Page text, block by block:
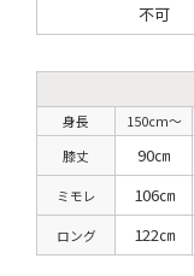
不可
身長 150cm〜
膝丈
90㎝
ミモレ 106㎝
ロング 122㎝